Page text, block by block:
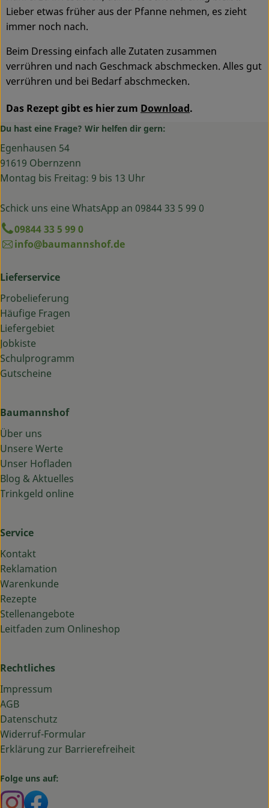
Lieber etwas früher aus der Pfanne nehmen, es zieht
immer noch nach.
Beim Dressing einfach alle Zutaten zusammen
verrühren und nach Geschmack abschmecken. Alles gut
verrühren und bei Bedarf abschmecken.
Das Rezept gibt es hier zum Download.
Du hast eine Frage? Wir helfen dir gern:
Egenhausen 54
91619 Obernzenn
Montag bis Freitag: 9 bis 13 Uhr
Schick uns eine WhatsApp an 09844 33 5 99 0
09844 33 5 99 0
info@baumannshof.de
Lieferservice
Probelieferung
Häufige Fragen
Liefergebiet
Jobkiste
Schulprogramm
Gutscheine
Baumannshof
Über uns
Unsere Werte
Unser Hofladen
Blog & Aktuelles
Trinkgeld online
Service
Kontakt
Reklamation
Warenkunde
Rezepte
Stellenangebote
Leitfaden zum Onlineshop
Rechtliches
Impressum
AGB
Datenschutz
Widerruf-Formular
Erklärung zur Barrierefreiheit
Folge uns auf:
Externer Link zu https://www.instagram.com/
Externer Link zu https://www.facebook.com/